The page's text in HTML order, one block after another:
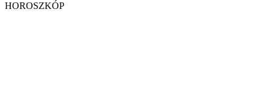
HOROSZKÓP